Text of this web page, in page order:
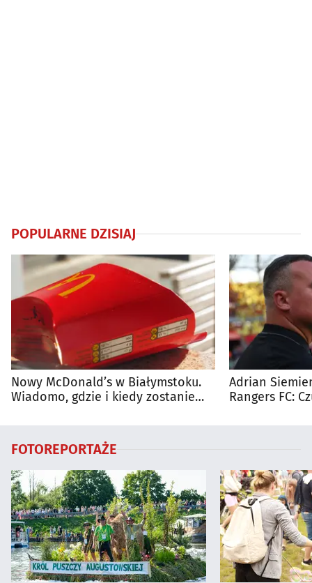
POPULARNE DZISIAJ
Nowy McDonald’s w Białymstoku.
Wiadomo, gdzie i kiedy zostanie
Adrian
Rangers FC:
FOTOREPORTAŻE